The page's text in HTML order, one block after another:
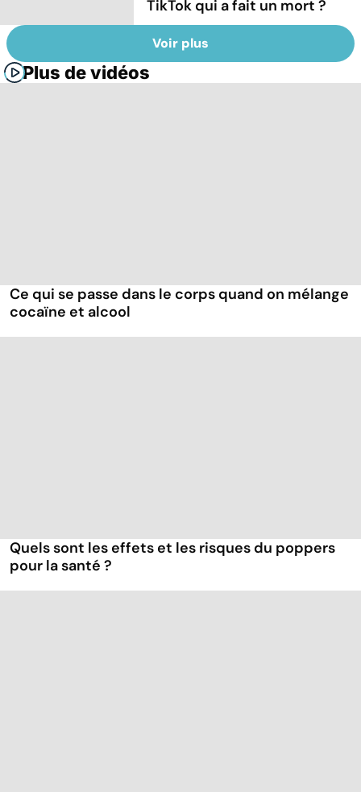
TikTok qui a fait un mort ?
Voir plus
Plus de vidéos
Ce qui se passe dans le corps quand on mélange
cocaïne et alcool
Quels sont les effets et les risques du poppers
pour la santé ?